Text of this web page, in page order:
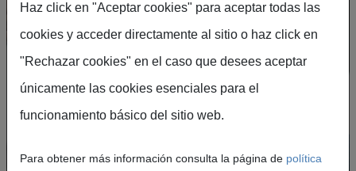
Crea tu cuenta en el
Portal de Visitantes
Podrás acceder de forma rápida y segura a
Haz click en "Aceptar cookies" para aceptar todas las
cookies y acceder directamente al sitio o haz click en
"Rechazar cookies" en el caso que desees aceptar
únicamente las cookies esenciales para el
funcionamiento básico del sitio web.
Para obtener más información consulta la página de política